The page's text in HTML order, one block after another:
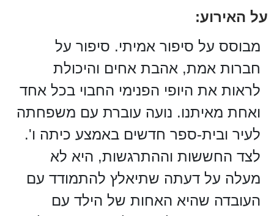
על האירוע:
מבוסס על סיפור אמיתי. סיפור על
חברות אמת, אהבת אחים והיכולת
לראות את היופי הפנימי החבוי בכל אחד
ואחת מאיתנו. נועה עוברת עם משפחתה
לעיר ובית-ספר חדשים באמצע כיתה ו'.
לצד החששות וההתרגשות, היא לא
מעלה על דעתה שתיאלץ להתמודד עם
העובדה שהיא האחות של הילד עם